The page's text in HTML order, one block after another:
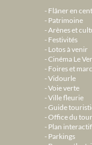
Flâner en
Patrimoine
Arènes et
Festivités
Lotos à venir
Cinéma Le
Foires et
Vidourle
Voie verte
Ville fleurie
Guide
Office du
Plan interactif
Parkings